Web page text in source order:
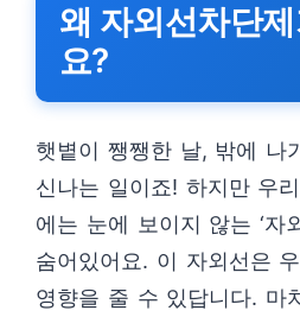
왜 자외선차단
요?
햇볕이 쨍쨍한 날, 밖에 나
신나는 일이죠! 하지만 우
에는 눈에 보이지 않는 ‘자
숨어있어요. 이 자외선은
영향을 줄 수 있답니다. 마